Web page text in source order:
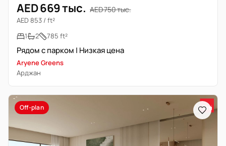
AED 669 тыс. AED 750 тыс.
AED 853 / ft²
1
2 785 ft²
Рядом с парком | Низкая цена
Aryene Greens
Арджан
Off-plan